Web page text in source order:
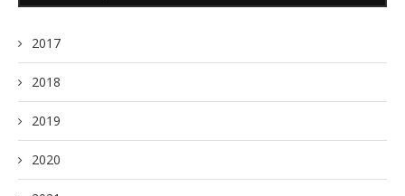
2017
2018
2019
2020